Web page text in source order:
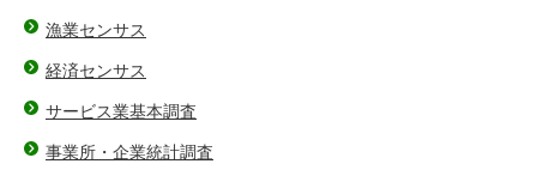
漁業センサス
経済センサス
サービス業基本調査
事業所・企業統計調査